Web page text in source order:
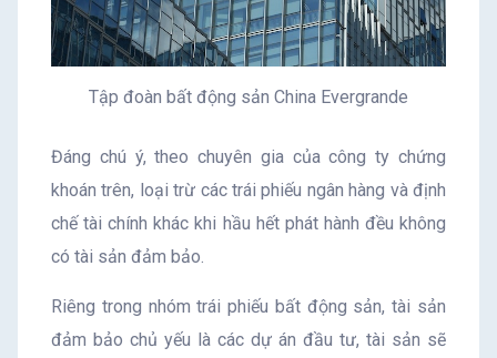
Tập đoàn bất động sản China Evergrande
Đáng chú ý, theo chuyên gia của công ty chứng
khoán trên, loại trừ các trái phiếu ngân hàng và định
chế tài chính khác khi hầu hết phát hành đều không
có tài sản đảm bảo.
Riêng trong nhóm trái phiếu bất động sản, tài sản
đảm bảo chủ yếu là các dự án đầu tư, tài sản sẽ